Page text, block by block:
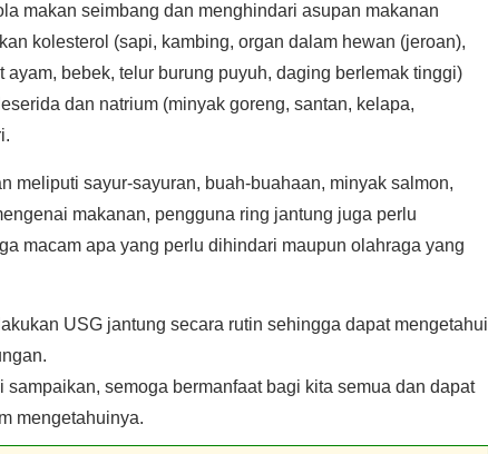
makan seimbang dan menghindari asupan makanan
kolesterol (sapi, kambing, organ dalam hewan (jeroan),
ayam, bebek, telur burung puyuh, daging berlemak tinggi)
dan natrium (minyak goreng, santan, kelapa,
meliputi sayur-sayuran, buah-buahaan, minyak salmon,
makanan, pengguna ring jantung juga perlu
macam apa yang perlu dihindari maupun olahraga yang
USG jantung secara rutin sehingga dapat mengetahui
semoga bermanfaat bagi kita semua dan dapat
mengetahuinya.